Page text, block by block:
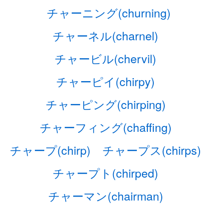
チャーニング(churning)
チャーネル(charnel)
チャービル(chervil)
チャーピイ(chirpy)
チャーピング(chirping)
チャーフィング(chaffing)
チャープ(chirp)
チャープス(chirps)
チャープト(chirped)
チャーマン(chairman)